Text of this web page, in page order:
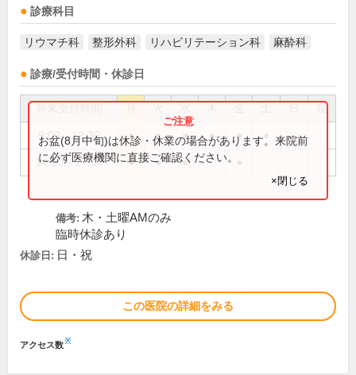
診療科目
リウマチ科 整形外科 リハビリテーション科 麻酔科
診療/受付時間・休診日
祝
9:00～12:30 ● ● ● ● ●
14:00～17:30 ● ● ●
お盆(8月中旬)は休診・休業の場合があります。来院前
に必ず医療機関に直接ご確認ください。
×閉じる
備考: 木・土曜AMのみ
臨時休診あり
休診日: 日・祝
この医院の詳細をみる
アクセス数※